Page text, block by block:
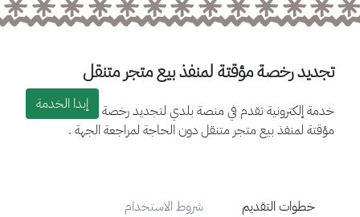
تجديد رخصة مؤقتة لمنفذ بيع متجر متنقل
إبدا الخدمة
خدمة إلكترونية تقدم في منصة بلدي لتجديد رخصة
مؤقتة لمنفذ بيع متجر متنقل دون الحاجة لمراجعة الجهة .
خطوات التقديم شروط الاستخدام